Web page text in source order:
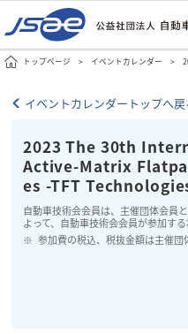
トップページ イベントカレンダー
イベントカレンダートップへ戻
2023 The 30th
Active-Matrix
es -TFT
自動車技術会会員は、主催団体会員
よって、自動車技術会会員が参加する
参加費の税込、税抜金額は主催団